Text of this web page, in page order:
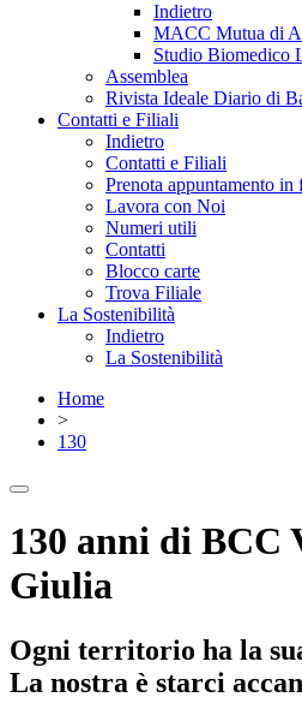
Indietro
MACC Mutua di
Studio Biomedico
Assemblea
Rivista Ideale Diario di
Contatti e Filiali
Indietro
Contatti e Filiali
Prenota appuntamento in
Lavora con Noi
Numeri utili
Contatti
Blocco carte
Trova Filiale
La Sostenibilità
Indietro
La Sostenibilità
Home
>
130
130 anni di BCC
Giulia
Ogni territorio ha la
La nostra è starci